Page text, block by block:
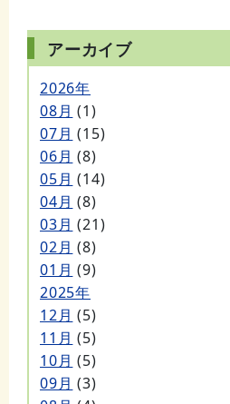
アーカイブ
2026年
08月 (1)
07月 (15)
06月 (8)
05月 (14)
04月 (8)
03月 (21)
02月 (8)
01月 (9)
2025年
12月 (5)
11月 (5)
10月 (5)
09月 (3)